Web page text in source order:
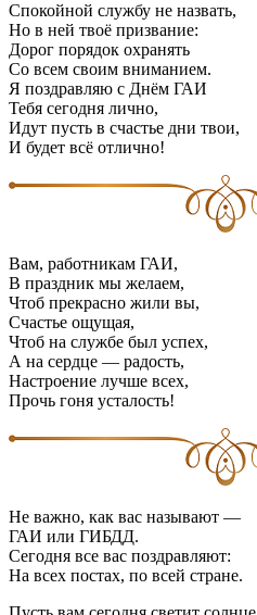
Спокойной службу не назвать,
Но в ней твоё призвание:
Дорог порядок охранять
Со всем своим вниманием.
Я поздравляю с Днём ГАИ
Тебя сегодня лично,
Идут пусть в счастье дни твои,
И будет всё отлично!
Вам, работникам ГАИ,
В праздник мы желаем,
Чтоб прекрасно жили вы,
Счастье ощущая,
Чтоб на службе был успех,
А на сердце — радость,
Настроение лучше всех,
Прочь гоня усталость!
Не важно, как вас называют —
ГАИ или ГИБДД.
Сегодня все вас поздравляют:
На всех постах, по всей стране.